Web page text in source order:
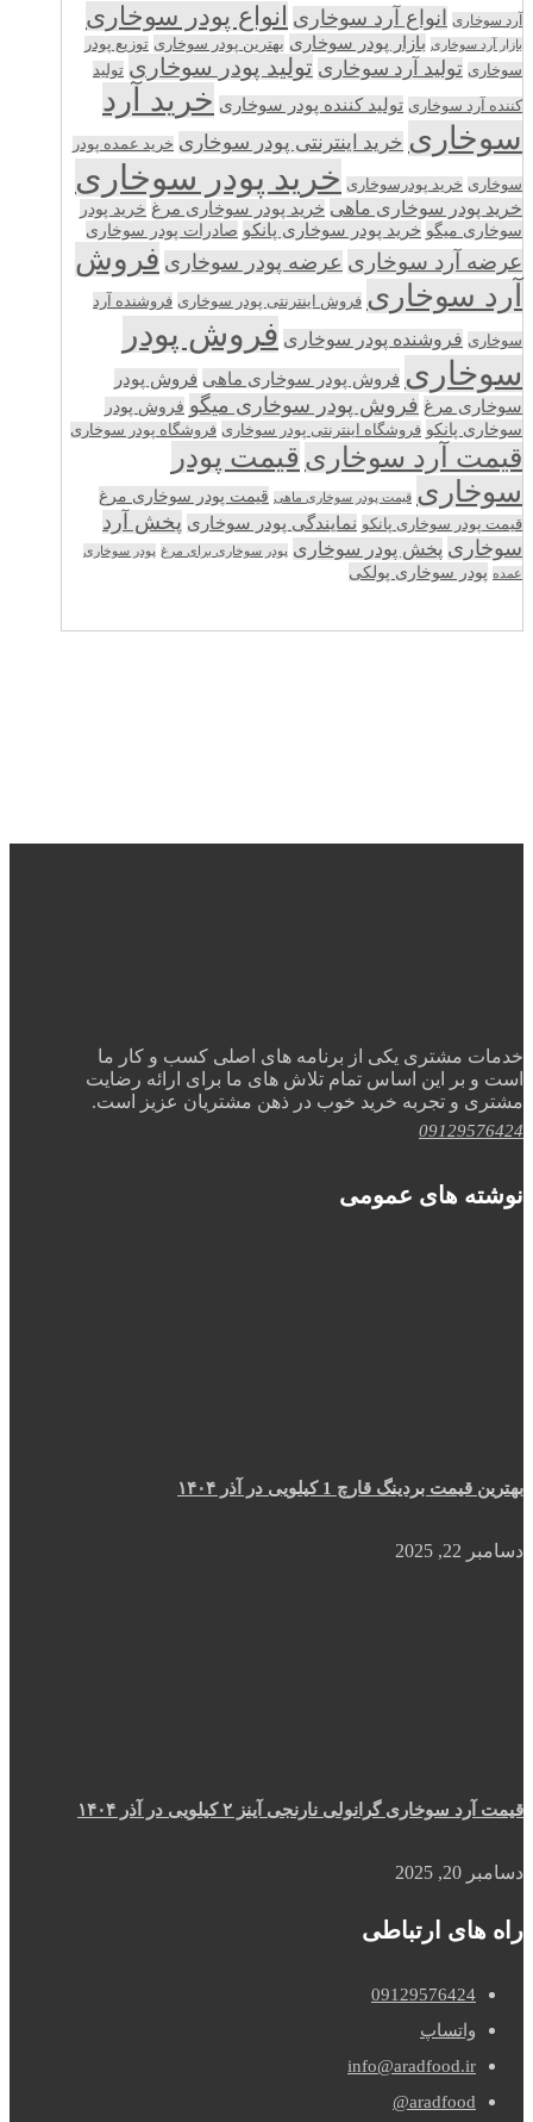
آرد سوخاری انواع آرد سوخاری انواع پودر سوخاری
بازار آرد سوخاری بازار پودر سوخاری بهترین پودر سوخاری توزیع پودر
سوخاری تولید آرد سوخاری تولید پودر سوخاری تولید
کننده آرد سوخاری تولید کننده پودر سوخاری خرید آرد
سوخاری خرید اینترنتی پودر سوخاری خرید عمده پودر
سوخاری خرید پودرسوخاری خرید پودر سوخاری
خرید پودر سوخاری ماهی خرید پودر سوخاری مرغ خرید پودر
سوخاری میگو خرید پودر سوخاری پانکو صادرات پودر سوخاری
عرضه آرد سوخاری عرضه پودر سوخاری فروش
آرد سوخاری فروش اینترنتی پودر سوخاری فروشنده آرد
سوخاری فروشنده پودر سوخاری فروش پودر
سوخاری فروش پودر سوخاری ماهی فروش پودر
سوخاری مرغ فروش پودر سوخاری میگو فروش پودر
سوخاری پانکو فروشگاه اینترنتی پودر سوخاری فروشگاه پودر سوخاری
قیمت آرد سوخاری قیمت پودر
سوخاری قیمت پودر سوخاری ماهی قیمت پودر سوخاری مرغ
قیمت پودر سوخاری پانکو نمایندگی پودر سوخاری پخش آرد
سوخاری پخش پودر سوخاری پودر سوخاری برای مرغ پودر سوخاری
عمده پودر سوخاری پولکی
خدمات مشتری یکی از برنامه های اصلی کسب و کار ما
است و بر این اساس تمام تلاش های ما برای ارائه رضایت
مشتری و تجربه خرید خوب در ذهن مشتریان عزیز است.
09129576424
نوشته های عمومی
بهترین قیمت بردینگ قارچ 1 کیلویی در آذر ۱۴۰۴
دسامبر 22, 2025
قیمت آرد سوخاری گرانولی نارنجی آینز ۲ کیلویی در آذر ۱۴۰۴
دسامبر 20, 2025
راه های ارتباطی
09129576424
واتساپ
info@aradfood.ir
aradfood@